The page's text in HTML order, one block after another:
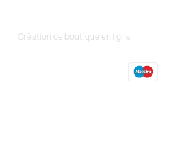
Création de boutique en ligne